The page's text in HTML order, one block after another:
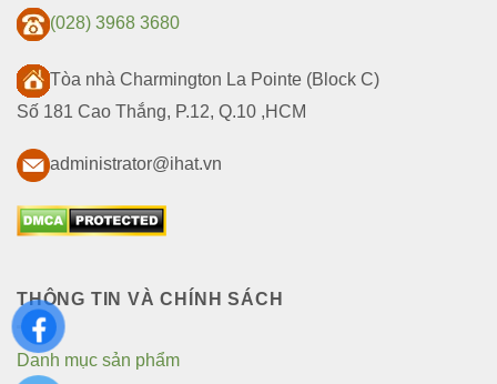
(028) 3968 3680
Tòa nhà Charmington La Pointe (Block C)
Số 181 Cao Thắng, P.12, Q.10 ,HCM
administrator@ihat.vn
THÔNG TIN VÀ CHÍNH SÁCH
Danh mục sản phẩm